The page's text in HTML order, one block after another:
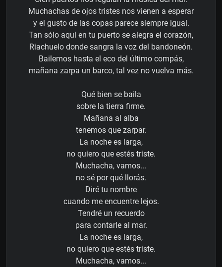
Muchachas de ojos tristes nos vienen a esperar
y el gusto de las copas parece siempre igual.
Tan sólo aquí en tu puerto se alegra el corazón,
Riachuelo donde sangra la voz del bandoneón.
Bailemos hasta el eco del último compás,
mañana zarpa un barco, tal vez no vuelva más.
Qué bien se baila
sobre la tierra firme.
Mañana al alba
tenemos que zarpar.
La noche es larga,
no quiero que estés triste.
Muchacha, vamos...
no sé por qué llorás.
Diré tu nombre
cuando me encuentre lejos.
Tendré un recuerdo
para contarle al mar.
La noche es larga,
no quiero que estés triste.
Muchacha, vamos...